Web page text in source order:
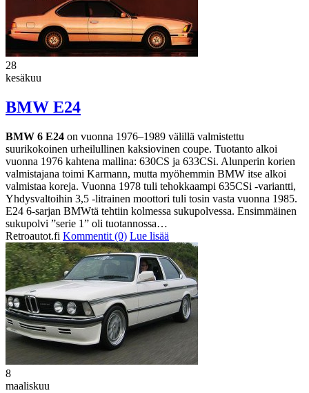
28
kesäkuu
BMW E24
BMW 6 E24 on vuonna 1976–1989 välillä valmistettu
suurikokoinen urheilullinen kaksiovinen coupe. Tuotanto alkoi
vuonna 1976 kahtena mallina: 630CS ja 633CSi. Alunperin korien
valmistajana toimi Karmann, mutta myöhemmin BMW itse alkoi
valmistaa koreja. Vuonna 1978 tuli tehokkaampi 635CSi -variantti,
Yhdysvaltoihin 3,5 -litrainen moottori tuli tosin vasta vuonna 1985.
E24 6-sarjan BMWtä tehtiin kolmessa sukupolvessa. Ensimmäinen
sukupolvi ”serie 1” oli tuotannossa…
Retroautot.fi Kommentit (0) Lue lisää
8
maaliskuu